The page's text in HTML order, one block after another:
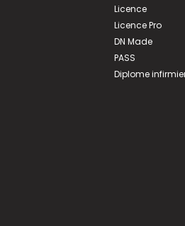
Licence
Licence Pro
DN Made
PASS
Diplome